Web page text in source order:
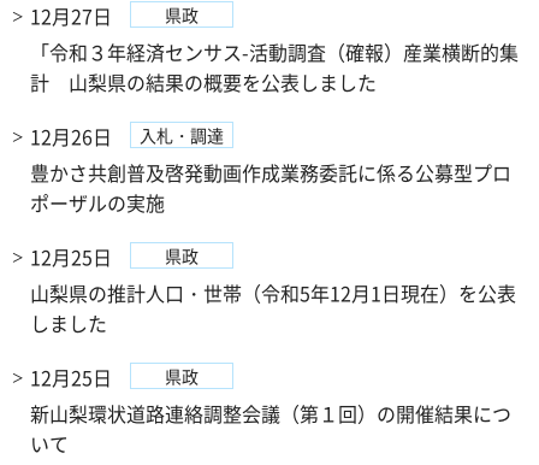
12月27日
県政
「令和３年経済センサス-活動調査（確報）産業横断的集
計 山梨県の結果の概要を公表しました
12月26日
入札・調達
豊かさ共創普及啓発動画作成業務委託に係る公募型プロ
ポーザルの実施
12月25日
県政
山梨県の推計人口・世帯（令和5年12月1日現在）を公表
しました
12月25日
県政
新山梨環状道路連絡調整会議（第１回）の開催結果につ
いて